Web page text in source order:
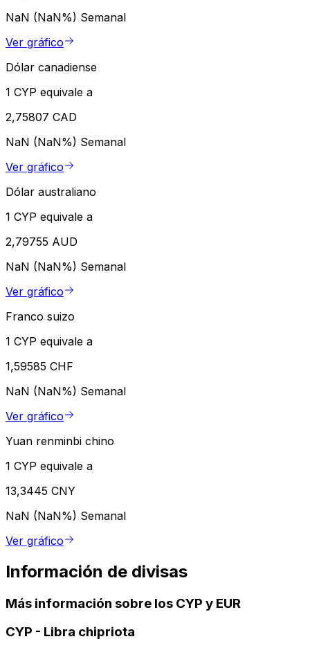
NaN (NaN%) Semanal
Ver gráfico
Dólar canadiense
1 CYP equivale a
2,75807 CAD
NaN (NaN%) Semanal
Ver gráfico
Dólar australiano
1 CYP equivale a
2,79755 AUD
NaN (NaN%) Semanal
Ver gráfico
Franco suizo
1 CYP equivale a
1,59585 CHF
NaN (NaN%) Semanal
Ver gráfico
Yuan renminbi chino
1 CYP equivale a
13,3445 CNY
NaN (NaN%) Semanal
Ver gráfico
Información de divisas
Más información sobre los CYP y EUR
CYP - Libra chipriota